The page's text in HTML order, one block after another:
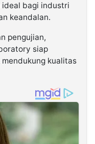
ideal bagi industri
keandalan.
pengujian,
siap
kualitas